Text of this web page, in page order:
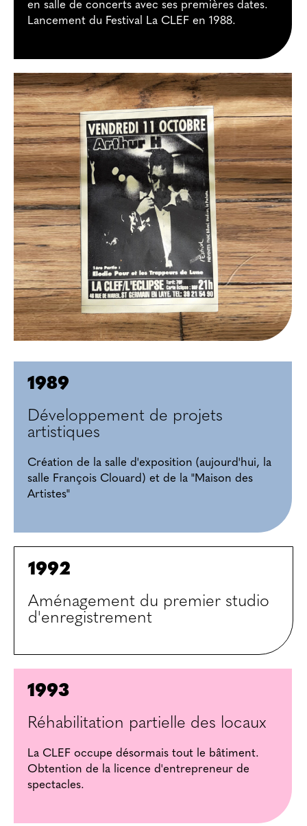
en salle de concerts avec ses premières dates.
Lancement du Festival La CLEF en 1988.
1989
Développement de projets
artistiques
Création de la salle d'exposition (aujourd'hui, la
salle François Clouard) et de la "Maison des
Artistes"
1992
Aménagement du premier studio
d'enregistrement
1993
Réhabilitation partielle des locaux
La CLEF occupe désormais tout le bâtiment.
Obtention de la licence d'entrepreneur de
spectacles.